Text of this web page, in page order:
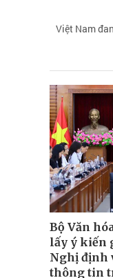
Việt Nam
Bộ Văn
lấy ý kiến
Nghị định
thông tin